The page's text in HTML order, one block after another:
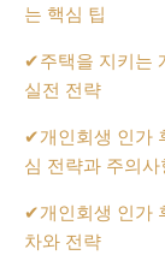
는 핵심 팁
✔주택을 지키는
실전 전략
✔개인회생 인가
심 전략과 주의사
✔개인회생 인가
차와 전략